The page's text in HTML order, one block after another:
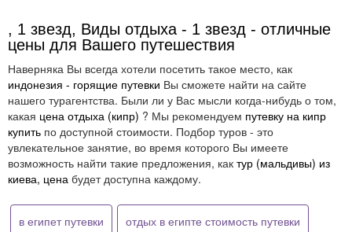
, 1 звезд, Виды отдыха - 1 звезд - отличные
цены для Вашего путешествия
Наверняка Вы всегда хотели посетить такое место, как
индонезия - горящие путевки Вы сможете найти на сайте
нашего турагентства. Были ли у Вас мысли когда-нибудь о том,
какая цена отдыха (кипр) ? Мы рекомендуем путевку на кипр
купить по доступной стоимости. Подбор туров - это
увлекательное занятие, во время которого Вы имеете
возможность найти такие предложения, как тур (мальдивы) из
киева, цена будет доступна каждому.
в египет путевки отдых в египте стоимость путевки